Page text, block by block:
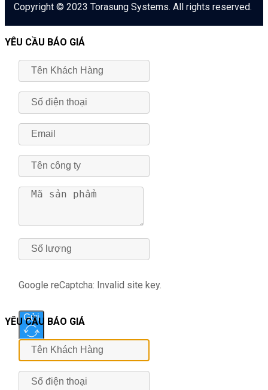
Copyright © 2023 Torasung Systems. All rights reserved.
YÊU CẦU BÁO GIÁ
Google reCaptcha: Invalid site key.
Gửi
YÊU CẦU BÁO GIÁ